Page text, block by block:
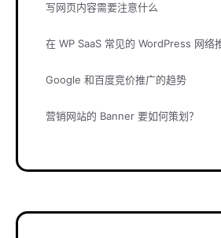
写网页内容需要注意什么
在 WP SaaS 常见的 WordPress 网络
Google 和百度竞价推广的趋势
营销网站的 Banner 要如何策划？